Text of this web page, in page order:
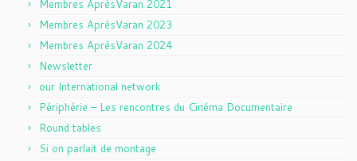
Membres AprèsVaran 2021
Membres AprèsVaran 2023
Membres AprèsVaran 2024
Newsletter
our International network
Périphérie – Les rencontres du Cinéma Documentaire
Round tables
Si on parlait de montage